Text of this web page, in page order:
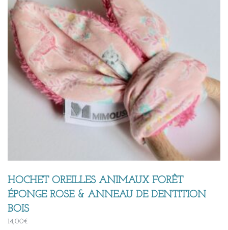
HOCHET OREILLES ANIMAUX FORÊT
ÉPONGE ROSE & ANNEAU DE DENTITION
BOIS
14,00€